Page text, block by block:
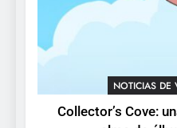
5
para
NOTICIAS DE
Collector’s Cove: